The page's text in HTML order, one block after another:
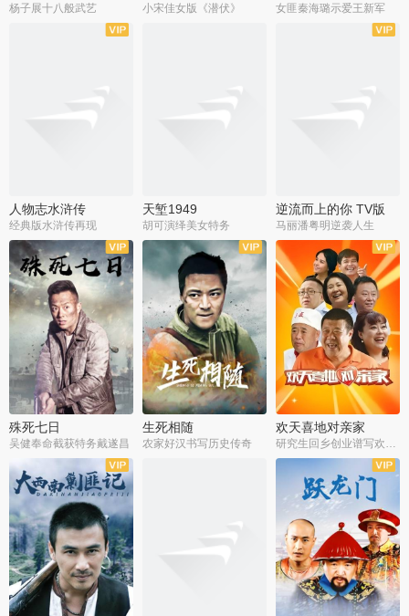
杨子展十八般武艺 小宋佳女版《潜伏》
女匪秦海璐示爱王新军
人物志水浒传
经典版水浒传再现
天堑1949
胡可演绎美女特务
逆流而上的你 TV版
马丽潘粤明逆袭人生
全34集
殊死七日
吴健奉命截获特务戴遂昌
全21集
生死相随
农家好汉书写历史传奇
全35集
欢天喜地对亲家
全30集